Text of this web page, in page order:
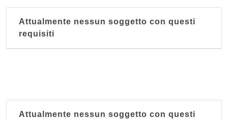
Attualmente nessun soggetto con questi
requisiti
Attualmente nessun soggetto con questi